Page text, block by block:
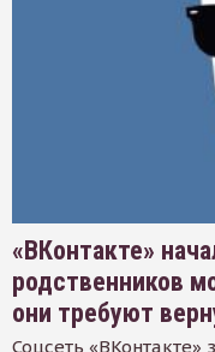
«ВКонтакте»
родственников
они требуют
Соцсеть